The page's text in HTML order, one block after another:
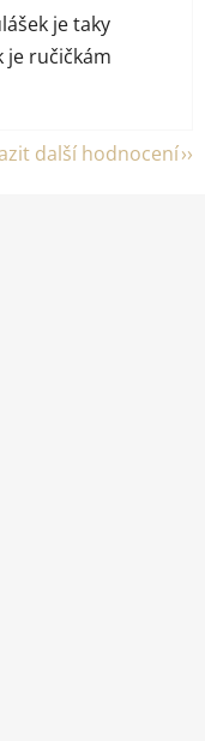
je taky
je ručičkám
další hodnocení